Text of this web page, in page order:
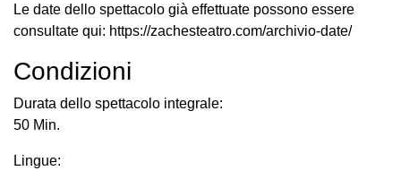
Le date dello spettacolo già effettuate possono essere
consultate qui: https://zachesteatro.com/archivio-date/
Condizioni
Durata dello spettacolo integrale:
50 Min.
Lingue: